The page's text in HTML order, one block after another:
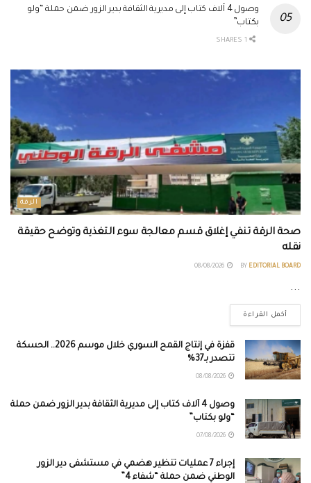
وصول 4 آلاف كتاب إلى مديرية الثقافة بدير الزور ضمن حملة “ولو
بكتاب”
الرقة
صحة الرقة تنفي إغلاق قسم معالجة سوء التغذية وتوضح حقيقة
نقله
BY EDITORIAL BOARD
...
أكمل القراءة
قفزة في إنتاج القمح السوري خلال موسم 2026.. الحسكة
تتصدر بـ37%
وصول 4 آلاف كتاب إلى مديرية الثقافة بدير الزور ضمن حملة
“ولو بكتاب”
إجراء 7 عمليات تنظير هضمي في مستشفى دير الزور
الوطني ضمن حملة “شفاء 4”